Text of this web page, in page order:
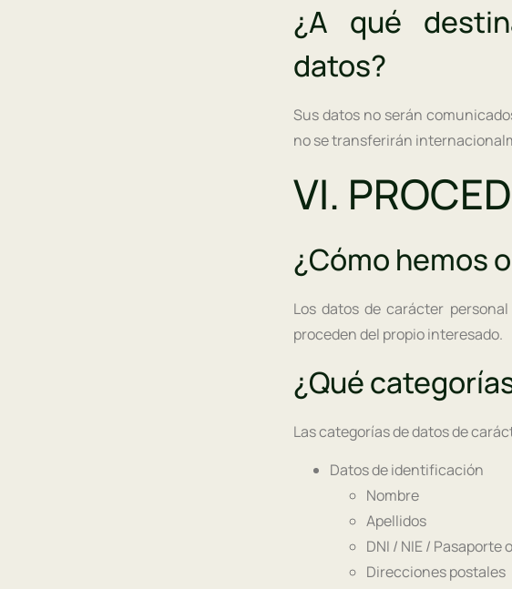
¿A qué
datos?
Sus datos no serán
no se transferirán
VI.
¿Cómo hemos
Los datos de carácter personal
proceden del propio interesado.
¿Qué
Las categorías de datos de
Datos de identificación
Nombre
Apellidos
DNI / NIE /
Direcciones postales